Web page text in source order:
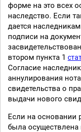
форме на это всех
наследство. Если
дается
подписи на
втором пункта 1
Согласие
аннулирования
свидетельства о
выдачи нового
Если на основании
была осуществлена